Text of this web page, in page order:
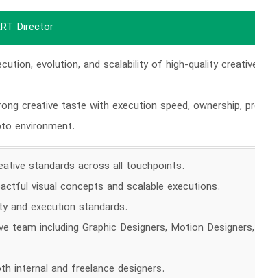
Director
evolution, and scalability of high-quality
creative taste with execution speed, ownership,
environment.
standards across all touchpoints.
visual concepts and scalable executions.
and execution standards.
team including Graphic Designers, Motion
internal and freelance designers.